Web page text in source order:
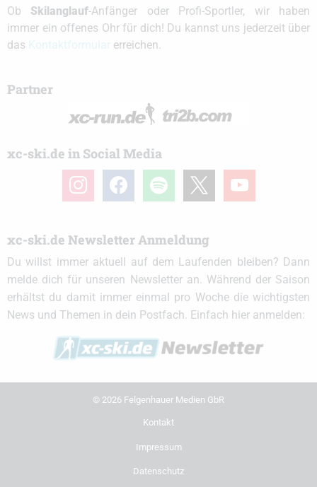
Ob Skilanglauf-Anfänger oder Profi-Sportler, wir haben
immer ein offenes Ohr für dich! Du kannst uns jederzeit über
das
erreichen.
Partner
xc-ski.de in Social Media
instagramfacebook spotify youtube
xc-ski.de Newsletter Anmeldung
Du willst immer aktuell auf dem Laufenden bleiben? Dann
melde dich für unseren Newsletter an. Während der Saison
erhältst du damit immer einmal pro Woche die wichtigsten
News und Themen in dein Postfach. Einfach hier anmelden:
© 2026 Felgenhauer Medien GbR
Kontakt
Impressum
Datenschutz